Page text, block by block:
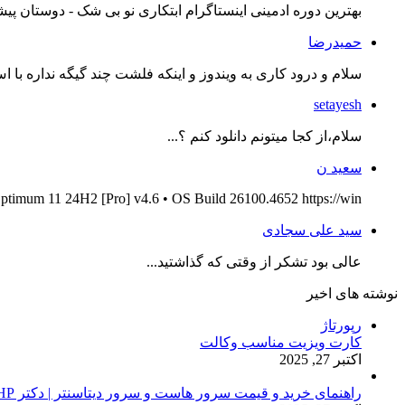
بهترین دوره ادمینی اینستاگرام ابتکاری نو بی شک - دوستان
حمیدرضا
سلام و درود کاری به ویندوز و اینکه فلشت چند گیگه نداره با
setayesh
سلام،از کجا میتونم دانلود کنم ؟...
سعید ن
11 24H2 [Pro] v4.6 • OS Build 26100.4652 https://win...
سید علی سجادی
عالی بود تشکر از وقتی که گذاشتید...
نوشته های اخیر
رپورتاژ
کارت ویزیت مناسب وکالت
اکتبر 27, 2025
راهنمای خرید و قیمت سرور هاست و سرور دیتاسنتر | دکتر HP